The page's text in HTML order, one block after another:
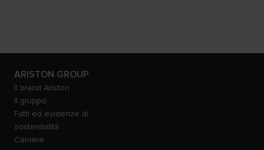
ARISTON GROUP
Il brand Ariston
Il gruppo
Fatti ed evidenze di
sostenibilità
Carriere